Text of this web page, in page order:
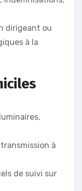
dirigeant ou
à la
à
de suivi sur